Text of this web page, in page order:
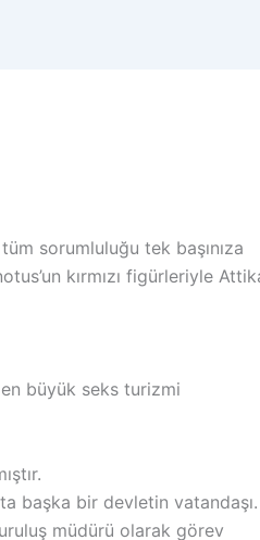
sorumluluğu tek başınıza
kırmızı figürleriyle
büyük seks turizmi
başka bir devletin vatandaşı.
müdürü olarak görev